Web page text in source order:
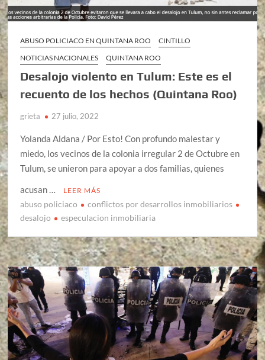
ABUSO POLICIACO EN QUINTANA ROO
CINTILLO
NOTICIAS NACIONALES
QUINTANA ROO
Desalojo violento en Tulum: Este es el
recuento de los hechos (Quintana Roo)
grieta 27 julio, 2022
Yolanda Aldana / Por Esto! Con profundo malestar y
miedo, los vecinos de la colonia irregular 2 de Octubre en
Tulum, se unieron para apoyar a dos familias, quienes
acusan …
LEER MÁS
abuso policiaco
conflictos por desarrollos inmobiliarios
desalojo
especulacion inmobiliaria